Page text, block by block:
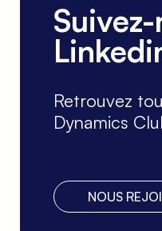
Retrouvez
Dynamics
NOUS